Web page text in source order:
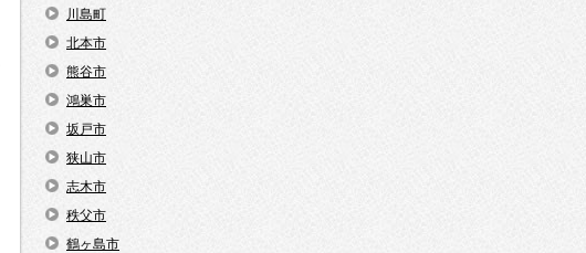
川島町
北本市
熊谷市
鴻巣市
坂戸市
狭山市
志木市
秩父市
鶴ヶ島市